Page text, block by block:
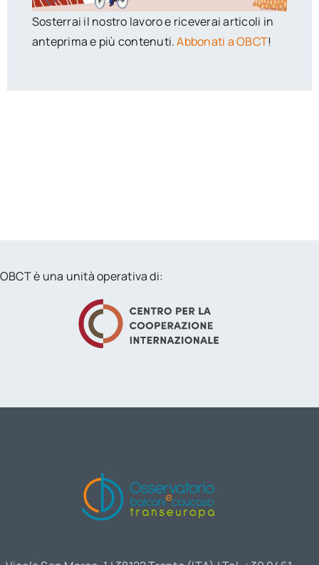
Sosterrai il nostro lavoro e riceverai articoli in
anteprima e più contenuti.Abbonati a OBCT!
OBCT è una unità operativa di: